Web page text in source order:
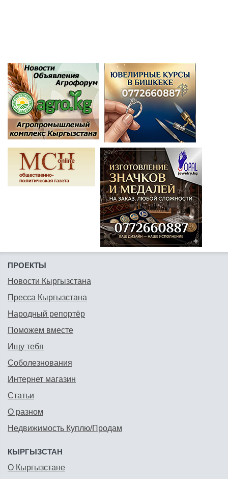
ПРОЕКТЫ
Новости Кыргызстана
Пресса Кыргызстана
Народный репортёр
Поможем вместе
Ищу тебя
Соболезнования
Интернет магазин
Статьи
О разном
Недвижимость Куплю/Продам
КЫРГЫЗСТАН
О Кыргызстане